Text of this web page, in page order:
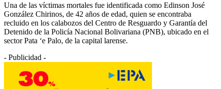
Una de las víctimas mortales fue identificada como Edinson José
González Chirinos, de 42 años de edad, quien se encontraba
recluido en los calabozos del Centro de Resguardo y Garantía del
Detenido de la Policía Nacional Bolivariana (PNB), ubicado en el
sector Pata ‘e Palo, de la capital larense.
- Publicidad -